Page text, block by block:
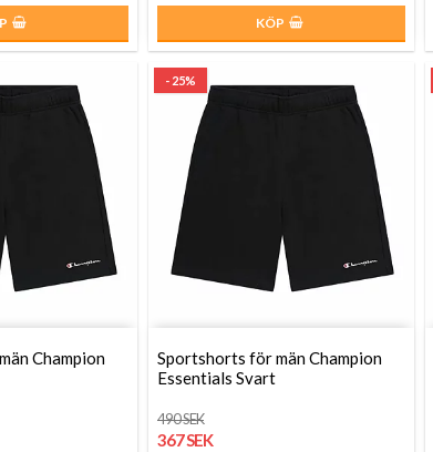
KÖP
Champion
- 25%
Sportshorts för män Champion
Essentials Svart
490 SEK
367 SEK